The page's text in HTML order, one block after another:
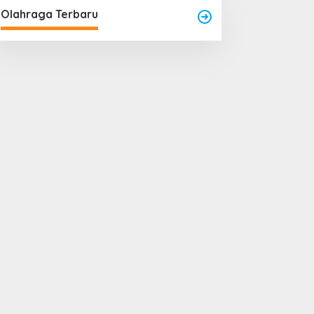
Olahraga Terbaru